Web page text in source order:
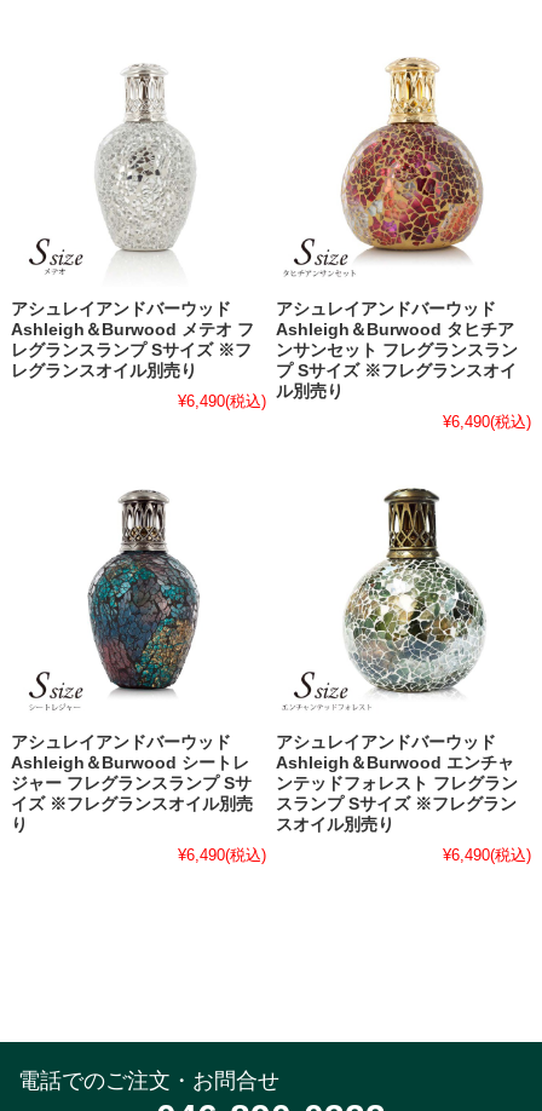
アシュレイアンドバーウッド
Ashleigh＆Burwood メテオ フ
レグランスランプ Sサイズ ※フ
レグランスオイル別売り
¥6,490(税込)
アシュレイアンドバーウッド
Ashleigh＆Burwood タヒチア
ンサンセット フレグランスラン
プ Sサイズ ※フレグランスオイ
ル別売り
¥6,490(税込)
アシュレイアンドバーウッド
Ashleigh＆Burwood シートレ
ジャー フレグランスランプ Sサ
イズ ※フレグランスオイル別売
り
¥6,490(税込)
アシュレイアンドバーウッド
Ashleigh＆Burwood エンチャ
ンテッドフォレスト フレグラン
スランプ Sサイズ ※フレグラン
スオイル別売り
¥6,490(税込)
電話でのご注文・お問合せ